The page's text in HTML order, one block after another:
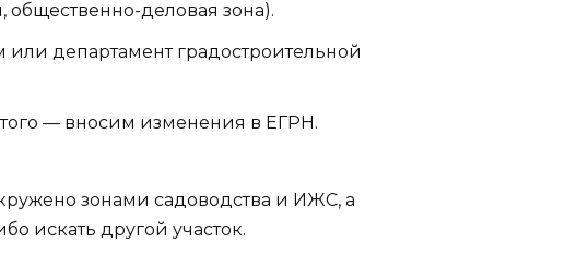
деловая зона).
департамент градостроительной
— вносим изменения в ЕГРН.
зонами садоводства и ИЖС, а
искать другой участок.